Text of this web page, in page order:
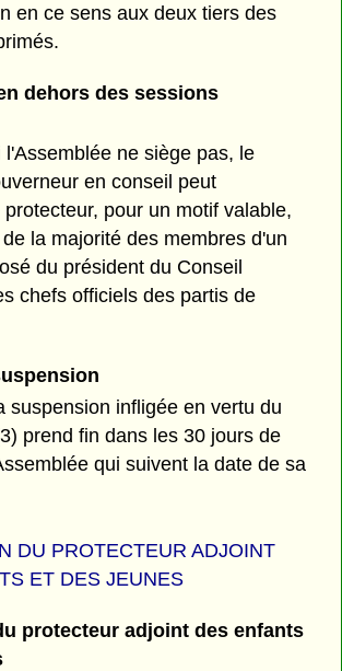
en ce sens aux deux tiers des
dehors des sessions
l'Assemblée ne siège pas, le
en conseil peut
pour un motif valable,
la majorité des membres d'un
du président du Conseil
chefs officiels des partis de
suspension infligée en vertu du
prend fin dans les 30 jours de
qui suivent la date de sa
DU PROTECTEUR ADJOINT
ET DES JEUNES
protecteur adjoint des enfants